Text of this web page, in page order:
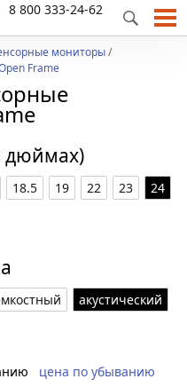
8 800 333-24-62
мониторы/
Frame
дюймах)
18.5 19 22 23
24
акустический
цена по убыванию